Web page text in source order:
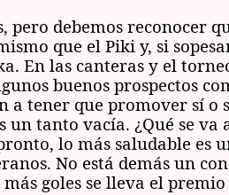
debemos reconocer
que el Piki y, si
En las canteras y el
buenos prospectos
a tener que promover sí o
tanto vacía. ¿Qué se va
lo más saludable es
No está demás un
goles se lleva el